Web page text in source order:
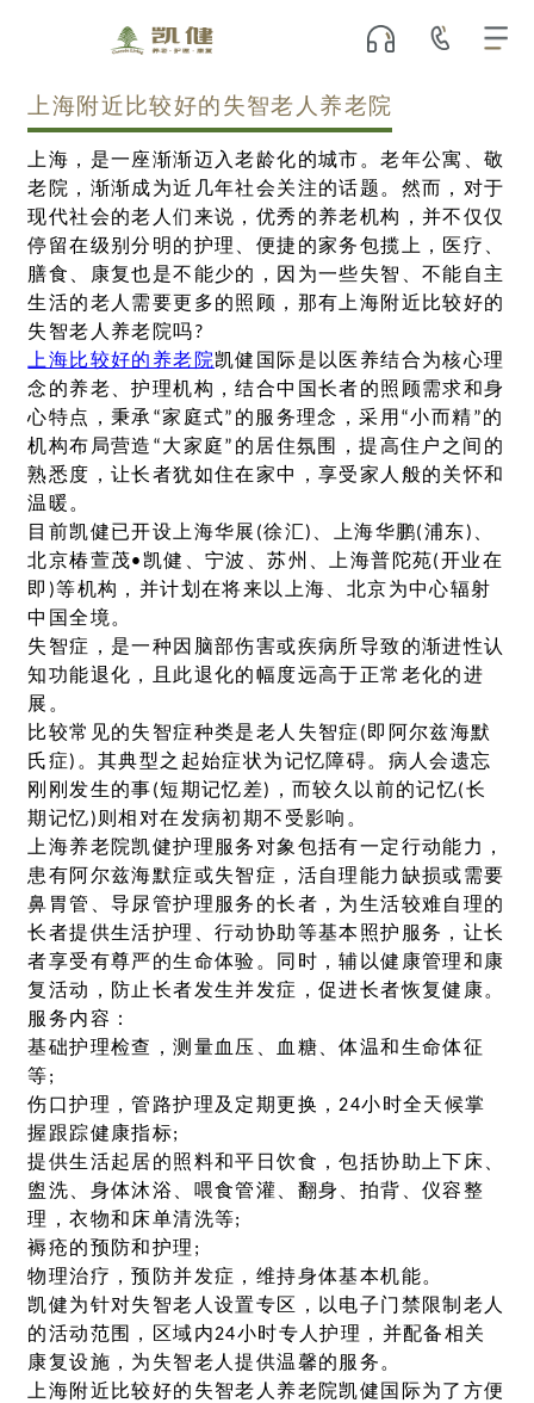
上海附近比较好的失智老人养老院
上海，是一座渐渐迈入老龄化的城市。老年公寓、敬
老院，渐渐成为近几年社会关注的话题。然而，对于
现代社会的老人们来说，优秀的养老机构，并不仅仅
停留在级别分明的护理、便捷的家务包揽上，医疗、
膳食、康复也是不能少的，因为一些失智、不能自主
生活的老人需要更多的照顾，那有上海附近比较好的
失智老人养老院吗?
上海比较好的养老院凯健国际是以医养结合为核心理
念的养老、护理机构，结合中国长者的照顾需求和身
心特点，秉承“家庭式”的服务理念，采用“小而精”的
机构布局营造“大家庭”的居住氛围，提高住户之间的
熟悉度，让长者犹如住在家中，享受家人般的关怀和
温暖。
目前凯健已开设上海华展(徐汇)、上海华鹏(浦东)、
北京椿萱茂•凯健、宁波、苏州、上海普陀苑(开业在
即)等机构，并计划在将来以上海、北京为中心辐射
中国全境。
失智症，是一种因脑部伤害或疾病所导致的渐进性认
知功能退化，且此退化的幅度远高于正常老化的进
展。
比较常见的失智症种类是老人失智症(即阿尔兹海默
氏症)。其典型之起始症状为记忆障碍。病人会遗忘
刚刚发生的事(短期记忆差)，而较久以前的记忆(长
期记忆)则相对在发病初期不受影响。
上海养老院凯健护理服务对象包括有一定行动能力，
患有阿尔兹海默症或失智症，活自理能力缺损或需要
鼻胃管、导尿管护理服务的长者，为生活较难自理的
长者提供生活护理、行动协助等基本照护服务，让长
者享受有尊严的生命体验。同时，辅以健康管理和康
复活动，防止长者发生并发症，促进长者恢复健康。
服务内容：
基础护理检查，测量血压、血糖、体温和生命体征
等;
伤口护理，管路护理及定期更换，24小时全天候掌
握跟踪健康指标;
提供生活起居的照料和平日饮食，包括协助上下床、
盥洗、身体沐浴、喂食管灌、翻身、拍背、仪容整
理，衣物和床单清洗等;
褥疮的预防和护理;
物理治疗，预防并发症，维持身体基本机能。
凯健为针对失智老人设置专区，以电子门禁限制老人
的活动范围，区域内24小时专人护理，并配备相关
康复设施，为失智老人提供温馨的服务。
上海附近比较好的失智老人养老院凯健国际为了方便